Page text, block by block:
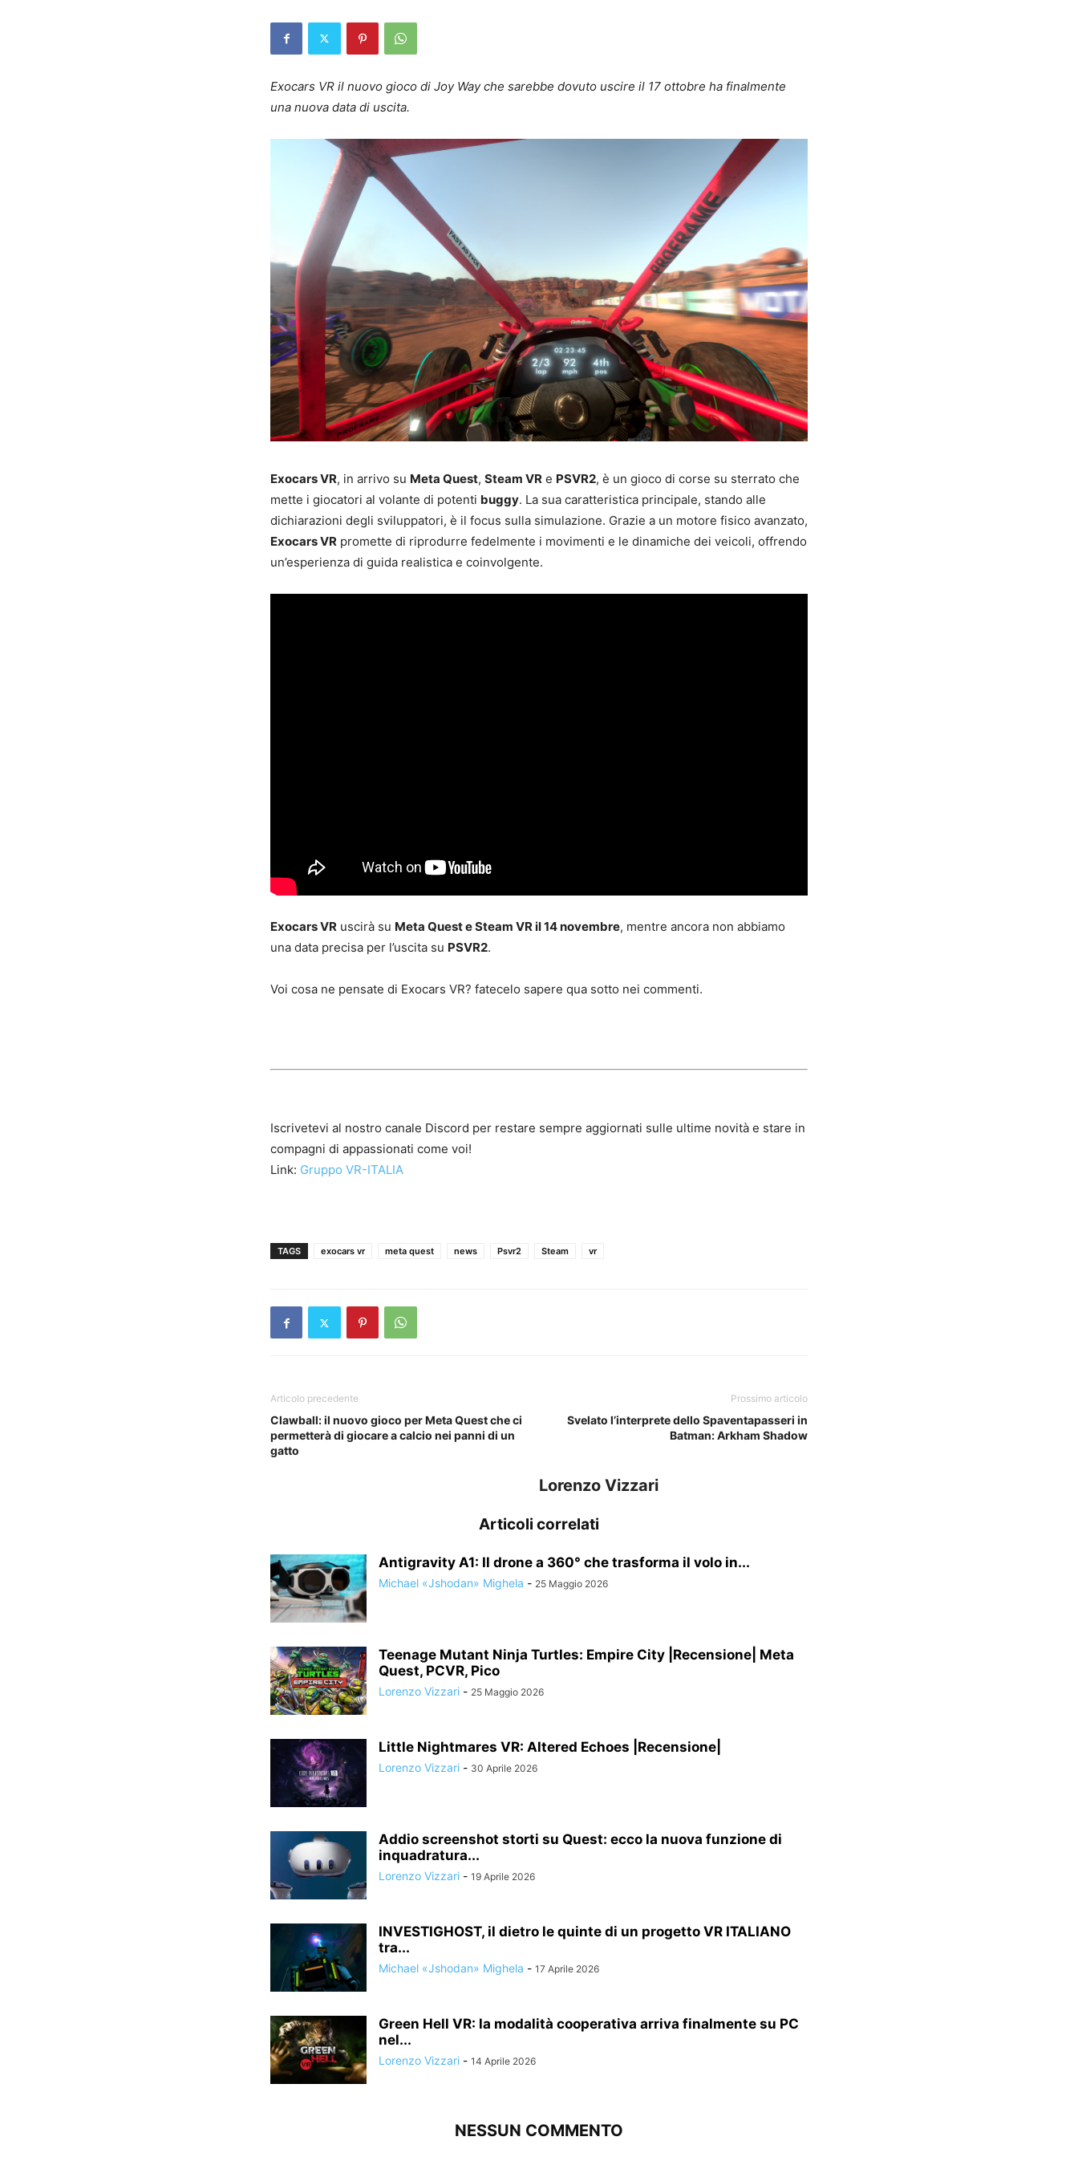
Exocars VR il nuovo gioco di Joy Way che sarebbe dovuto uscire il 17 ottobre ha finalmente
una nuova data di uscita.
Exocars VR, in arrivo su Meta Quest, Steam VR e PSVR2, è un gioco di corse su sterrato che
mette i giocatori al volante di potenti buggy. La sua caratteristica principale, stando alle
dichiarazioni degli sviluppatori, è il focus sulla simulazione. Grazie a un motore fisico avanzato,
Exocars VR promette di riprodurre fedelmente i movimenti e le dinamiche dei veicoli, offrendo
un’esperienza di guida realistica e coinvolgente.
Exocars VR uscirà su Meta Quest e Steam VR il 14 novembre, mentre ancora non abbiamo
una data precisa per l’uscita su PSVR2.
Voi cosa ne pensate di Exocars VR? fatecelo sapere qua sotto nei commenti.
Iscrivetevi al nostro canale Discord per restare sempre aggiornati sulle ultime novità e stare in
compagni di appassionati come voi!
Link: Gruppo VR-ITALIA
TAGS exocars vr meta quest news Psvr2 Steam vr
Articolo precedente
Clawball: il nuovo gioco per Meta Quest che ci
permetterà di giocare a calcio nei panni di un
gatto
Prossimo articolo
Svelato l’interprete dello Spaventapasseri in
Batman: Arkham Shadow
Lorenzo Vizzari
Articoli correlati
Antigravity A1: Il drone a 360° che trasforma il volo in...
Michael «Jshodan» Mighela - 25 Maggio 2026
Teenage Mutant Ninja Turtles: Empire City |Recensione| Meta
Quest, PCVR, Pico
Lorenzo Vizzari - 25 Maggio 2026
Little Nightmares VR: Altered Echoes |Recensione|
Lorenzo Vizzari - 30 Aprile 2026
Addio screenshot storti su Quest: ecco la nuova funzione di
inquadratura...
Lorenzo Vizzari - 19 Aprile 2026
INVESTIGHOST, il dietro le quinte di un progetto VR ITALIANO
tra...
Michael «Jshodan» Mighela - 17 Aprile 2026
Green Hell VR: la modalità cooperativa arriva finalmente su PC
nel...
Lorenzo Vizzari - 14 Aprile 2026
NESSUN COMMENTO